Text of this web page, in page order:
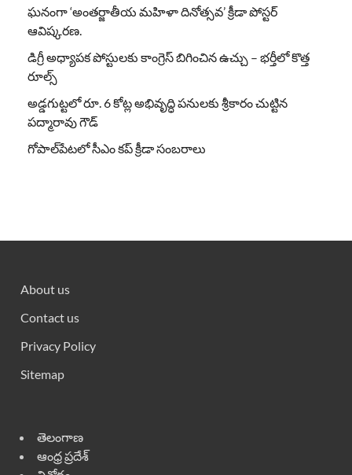
ఘనంగా ‘అంతర్జాతీయ మహిళా దినోత్సవ’ క్రీడా పోస్టర్
ఆవిష్కరణ.
డిగ్రీ అధ్యాపక పోస్టులకు కాంగ్రెస్ బిగించిన ఉచ్చు – భర్తీలో కొత్త
రూల్స్
అడ్డగుట్టలో రూ. 6 కోట్ల అభివృద్ధి పనులకు శ్రీకారం చుట్టిన
పద్మారావు గౌడ్
గోపాల్‌పేటలో సీఎం కప్ క్రీడా సంబరాలు
About us
Contact us
Privacy Policy
Sitemap
తెలంగాణ
ఆంధ్ర ప్రదేశ్